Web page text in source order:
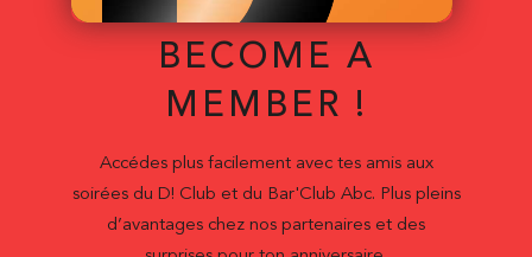
BECOME A
MEMBER !
Accédes plus facilement avec tes amis aux
soirées du D! Club et du Bar'Club Abc. Plus pleins
d’avantages chez nos partenaires et des